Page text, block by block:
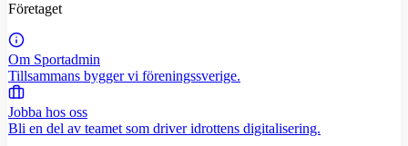
Företaget
Om Sportadmin
Tillsammans bygger vi föreningssverige.
Jobba hos oss
Bli en del av teamet som driver idrottens digitalisering.